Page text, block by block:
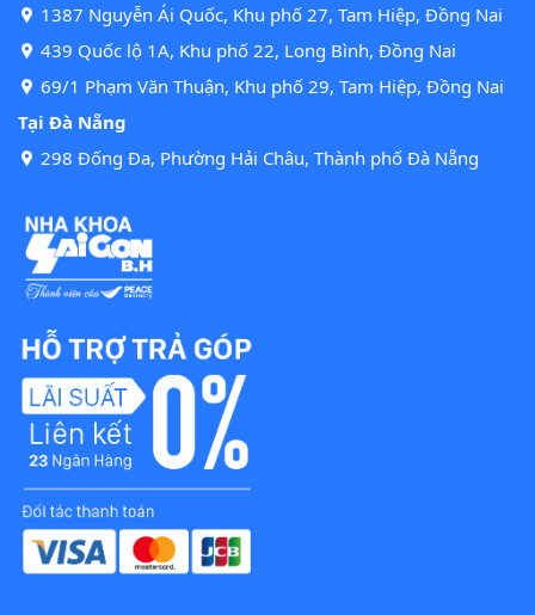
1387 Nguyễn Ái Quốc, Khu phố 27, Tam Hiệp, Đồng Nai
439 Quốc lộ 1A, Khu phố 22, Long Bình, Đồng Nai
69/1 Phạm Văn Thuận, Khu phố 29, Tam Hiệp, Đồng Nai
Tại Đà Nẵng
298 Đống Đa, Phường Hải Châu, Thành phố Đà Nẵng